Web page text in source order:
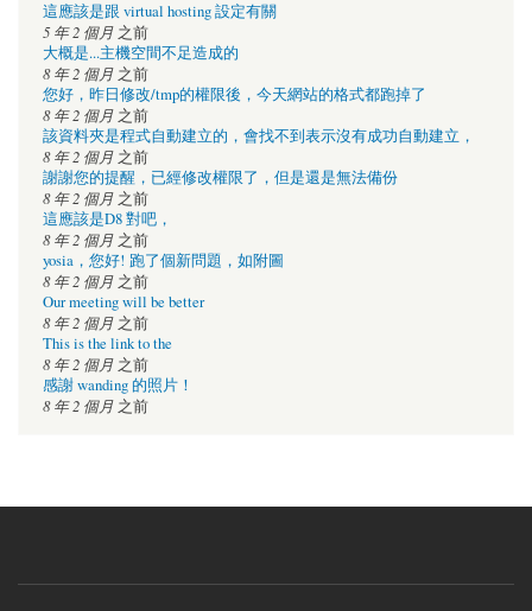
這應該是跟 virtual hosting 設定有關
5 年 2 個月 之前
大概是...主機空間不足造成的
8 年 2 個月 之前
您好，昨日修改/tmp的權限後，今天網站的格式都跑掉了
8 年 2 個月 之前
該資料夾是程式自動建立的，會找不到表示沒有成功自動建立，
8 年 2 個月 之前
謝謝您的提醒，已經修改權限了，但是還是無法備份
8 年 2 個月 之前
這應該是D8 對吧，
8 年 2 個月 之前
yosia，您好! 跑了個新問題，如附圖
8 年 2 個月 之前
Our meeting will be better
8 年 2 個月 之前
This is the link to the
8 年 2 個月 之前
感謝 wanding 的照片！
8 年 2 個月 之前